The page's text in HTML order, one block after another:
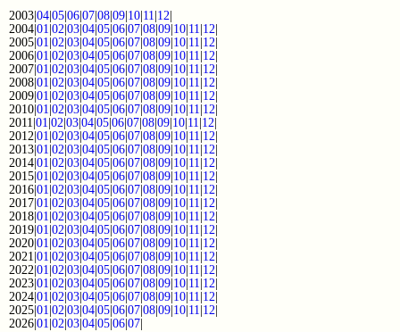
2003|04|05|06|07|08|09|10|11|12|
2004|01|02|03|04|05|06|07|08|09|10|11|12|
2005|01|02|03|04|05|06|07|08|09|10|11|12|
2006|01|02|03|04|05|06|07|08|09|10|11|12|
2007|01|02|03|04|05|06|07|08|09|10|11|12|
2008|01|02|03|04|05|06|07|08|09|10|11|12|
2009|01|02|03|04|05|06|07|08|09|10|11|12|
2010|01|02|03|04|05|06|07|08|09|10|11|12|
2011|01|02|03|04|05|06|07|08|09|10|11|12|
2012|01|02|03|04|05|06|07|08|09|10|11|12|
2013|01|02|03|04|05|06|07|08|09|10|11|12|
2014|01|02|03|04|05|06|07|08|09|10|11|12|
2015|01|02|03|04|05|06|07|08|09|10|11|12|
2016|01|02|03|04|05|06|07|08|09|10|11|12|
2017|01|02|03|04|05|06|07|08|09|10|11|12|
2018|01|02|03|04|05|06|07|08|09|10|11|12|
2019|01|02|03|04|05|06|07|08|09|10|11|12|
2020|01|02|03|04|05|06|07|08|09|10|11|12|
2021|01|02|03|04|05|06|07|08|09|10|11|12|
2022|01|02|03|04|05|06|07|08|09|10|11|12|
2023|01|02|03|04|05|06|07|08|09|10|11|12|
2024|01|02|03|04|05|06|07|08|09|10|11|12|
2025|01|02|03|04|05|06|07|08|09|10|11|12|
2026|01|02|03|04|05|06|07|